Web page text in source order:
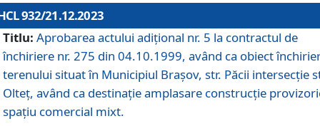
932/21.12.2023
Titlu: Aprobarea actului adițional nr. 5 la contractul de
închiriere nr. 275 din 04.10.1999, având ca obiect
terenului situat în Municipiul Brașov, str. Păcii intersecție
Olteț, având ca destinație amplasare construcție
spațiu comercial mixt.